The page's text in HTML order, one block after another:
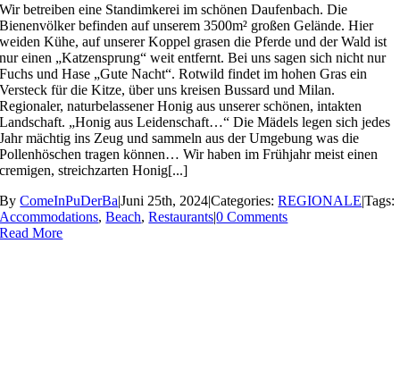
Wir betreiben eine Standimkerei im schönen Daufenbach. Die
Bienenvölker befinden auf unserem 3500m² großen Gelände. Hier
weiden Kühe, auf unserer Koppel grasen die Pferde und der Wald ist
nur einen „Katzensprung“ weit entfernt. Bei uns sagen sich nicht nur
Fuchs und Hase „Gute Nacht“. Rotwild findet im hohen Gras ein
Versteck für die Kitze, über uns kreisen Bussard und Milan.
Regionaler, naturbelassener Honig aus unserer schönen, intakten
Landschaft. „Honig aus Leidenschaft…“ Die Mädels legen sich jedes
Jahr mächtig ins Zeug und sammeln aus der Umgebung was die
Pollenhöschen tragen können… Wir haben im Frühjahr meist einen
cremigen, streichzarten Honig[...]
ByComeInPuDerBa|Juni 25th, 2024|Categories:REGIONALE|Tags:
Accommodations,Beach,Restaurants|0 Comments
Read More